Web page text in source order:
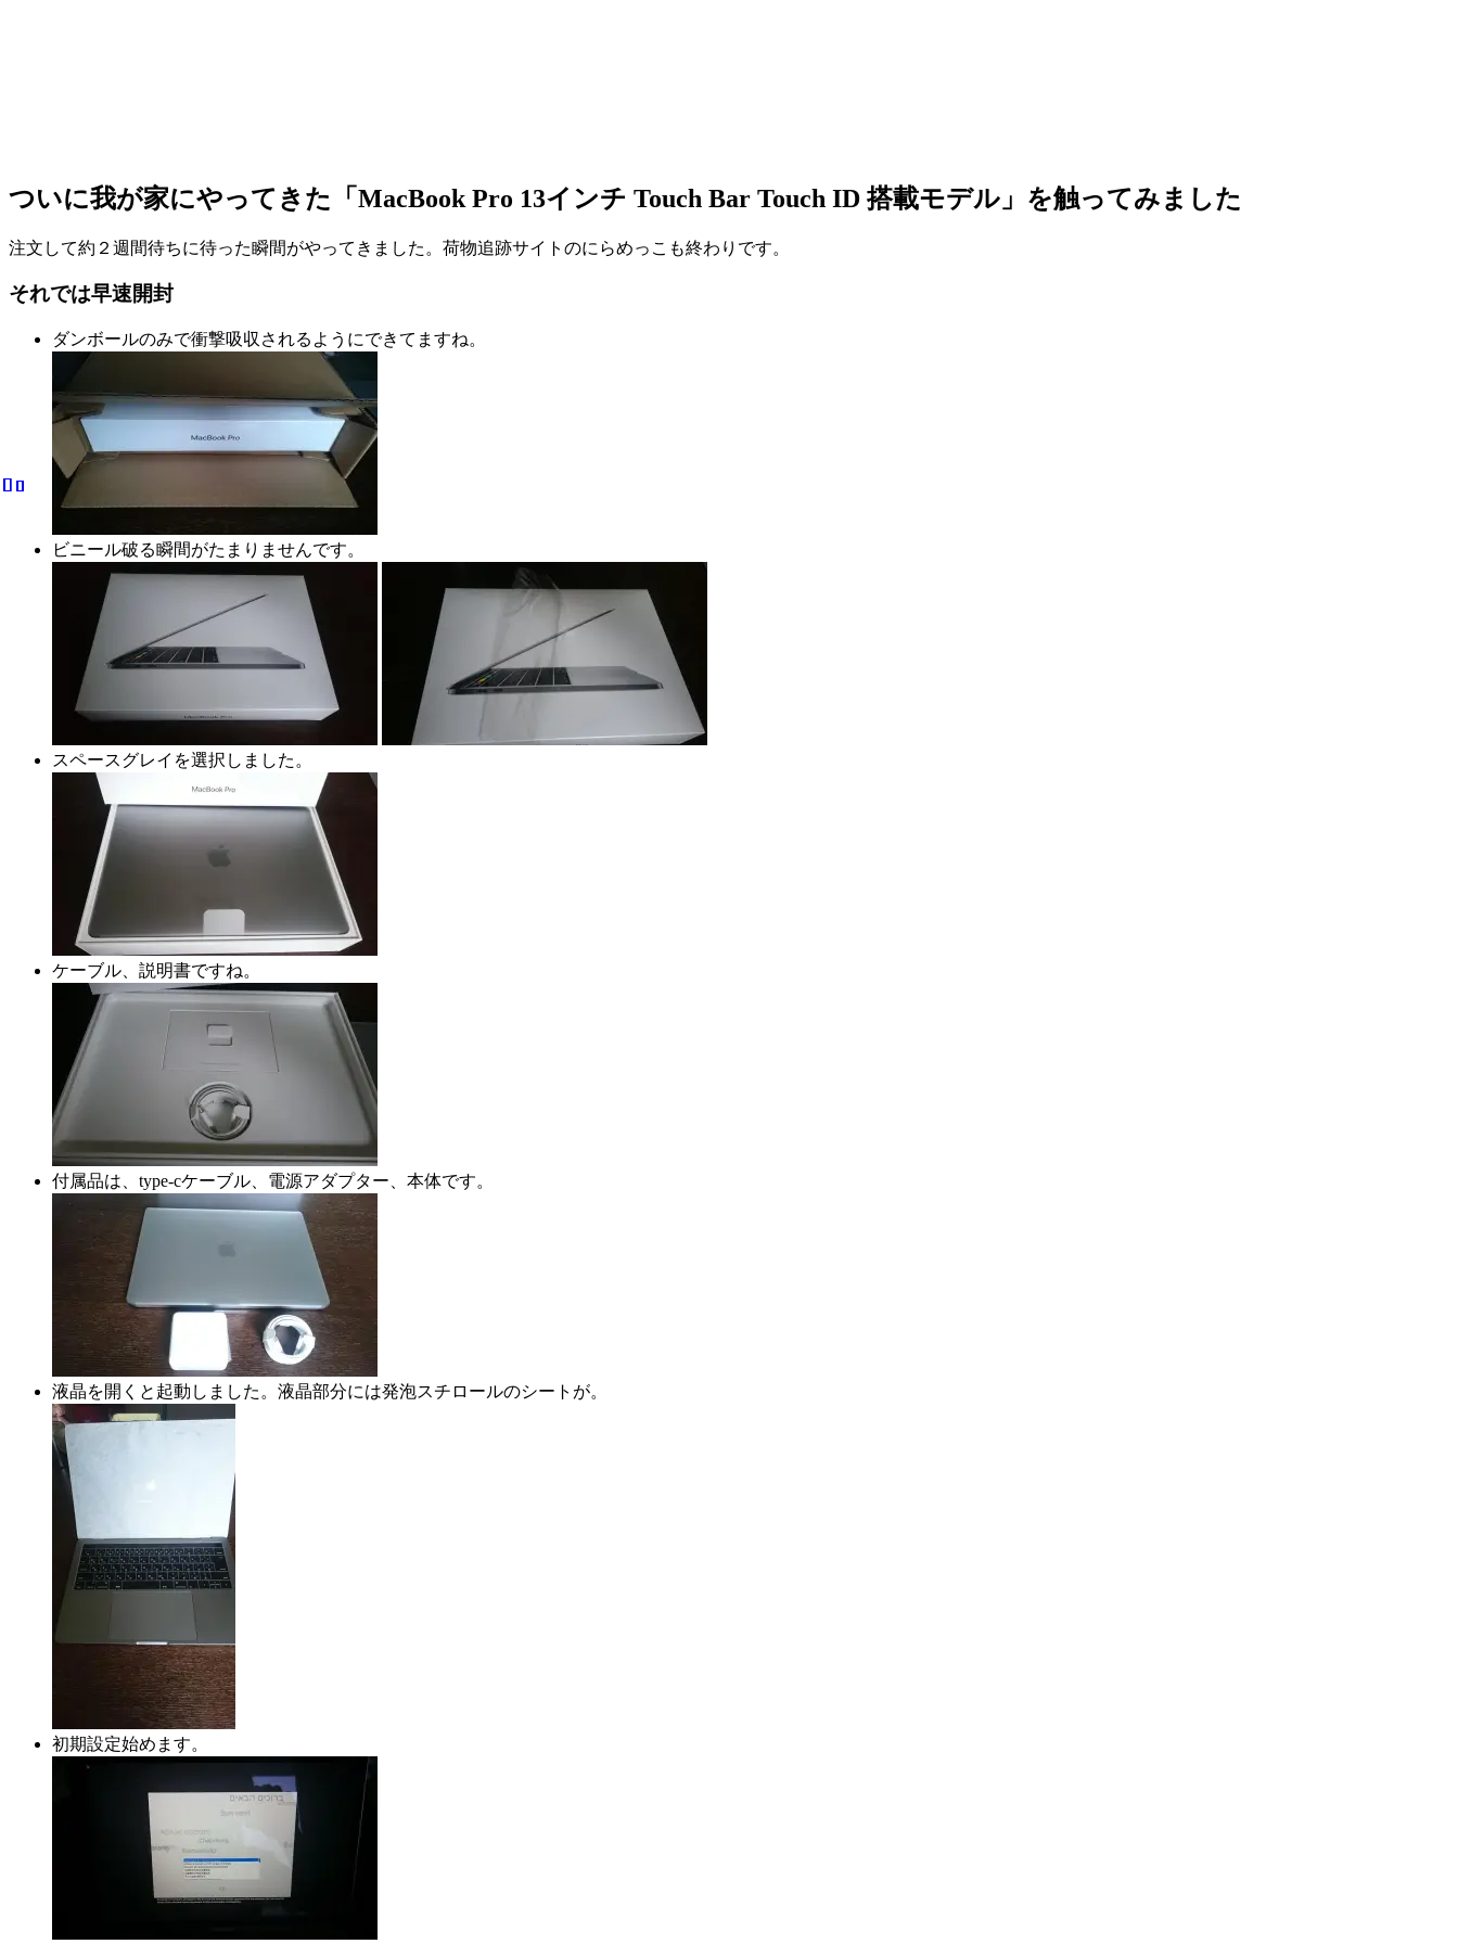
ついに我が家にやってきた「MacBook Pro 13インチ Touch Bar Touch ID 搭載モデル」を触ってみました
注文して約２週間待ちに待った瞬間がやってきました。荷物追跡サイトのにらめっこも終わりです。
それでは早速開封
ダンボールのみで衝撃吸収されるようにできてますね。
ビニール破る瞬間がたまりませんです。
スペースグレイを選択しました。
ケーブル、説明書ですね。
付属品は、type-cケーブル、電源アダプター、本体です。
液晶を開くと起動しました。液晶部分には発泡スチロールのシートが。
初期設定始めます。